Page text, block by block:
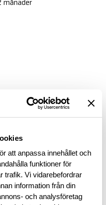
att anpassa innehållet och
funktioner för
trafik. Vi vidarebefordrar
information från din
och analysföretag